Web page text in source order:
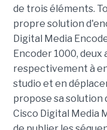
de trois éléments.
propre solution
Digital Media
Encoder 1000,
respectivement à
studio et en
propose sa solution
Cisco Digital Media